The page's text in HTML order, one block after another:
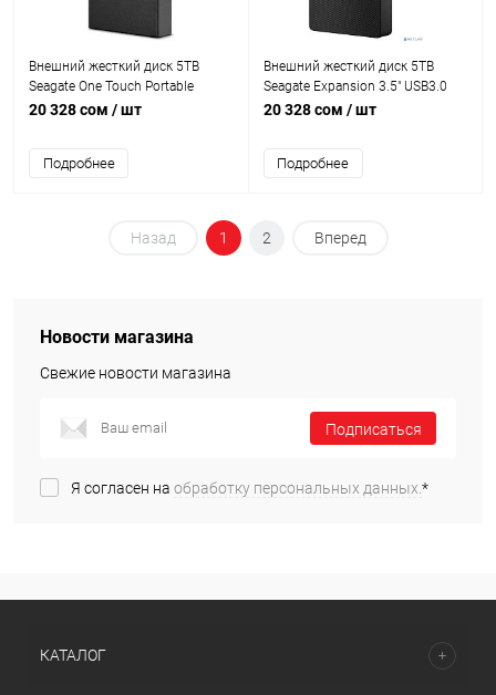
Внешний жесткий диск 5TB
Seagate One Touch Portable
External HDD USB3.2 Gen1-Black
20 328 сом / шт
Подробнее
Внешний жесткий диск 5TB
Seagate Expansion 3.5" USB3.0
[STKM5000400]
20 328 сом / шт
Подробнее
Назад 1 2 Вперед
Новости магазина
Свежие новости магазина
Подписаться
Я согласен на обработку персональных данных.*
КАТАЛОГ